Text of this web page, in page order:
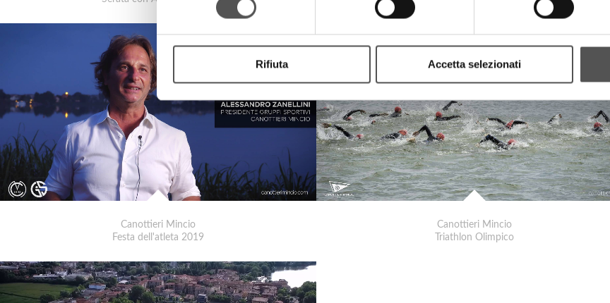
Rifiuta Accetta selezionati
Canottieri Mincio
Festa dell'atleta 2019
Canottieri Mincio
Triathlon Olimpico